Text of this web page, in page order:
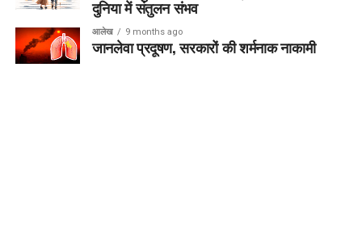
दुनिया में संतुलन संभव
आलेख 9 months ago
जानलेवा प्रदूषण, सरकारों की शर्मनाक नाकामी